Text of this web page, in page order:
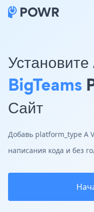
BigTeams
Сайт
Добавь platform_type A
написания кода и без